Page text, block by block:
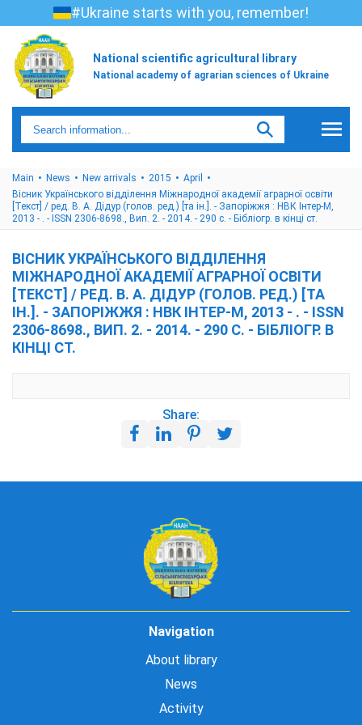
#Ukraine starts with you, remember!
National scientific agricultural library
National academy of agrarian sciences of Ukraine
Main News New arrivals 2015
April
Вісник Українського відділення Міжнародної академії аграрної освіти
[Текст] / ред. В. А. Дідур (голов. ред.) [та ін.]. - Запоріжжя : НВК Інтер-М,
2013 - . - ISSN 2306-8698., Вип. 2. - 2014. - 290 с. - Бібліогр. в кінці ст.
ВІСНИК УКРАЇНСЬКОГО ВІДДІЛЕННЯ
МІЖНАРОДНОЇ АКАДЕМІЇ АГРАРНОЇ ОСВІТИ
[ТЕКСТ] / РЕД. В. А. ДІДУР (ГОЛОВ. РЕД.) [ТА
ІН.]. - ЗАПОРІЖЖЯ : НВК ІНТЕР-М, 2013 - . - ISSN
2306-8698., ВИП. 2. - 2014. - 290 С. - БІБЛІОГР. В
КІНЦІ СТ.
Share:
Navigation
About library
News
Activity